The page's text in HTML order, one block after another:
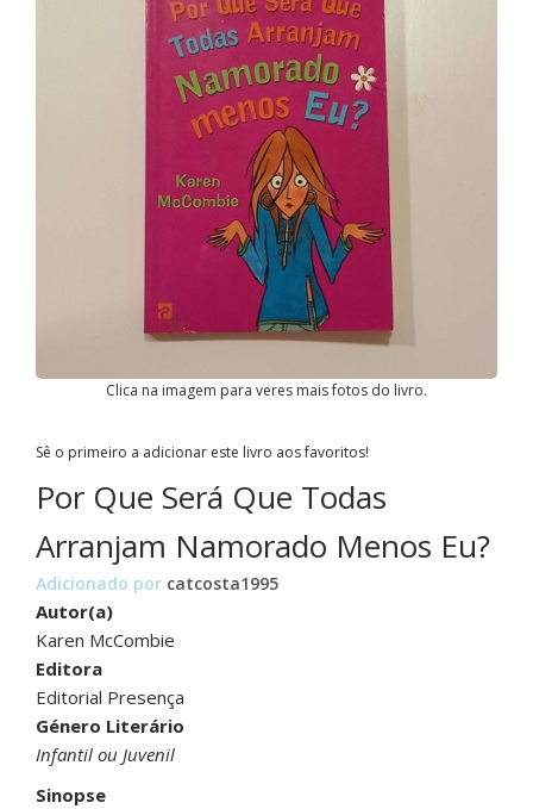
Clica na imagem para veres mais fotos do livro.
Sê o primeiro a adicionar este livro aos favoritos!
Por Que Será Que Todas
Arranjam Namorado Menos Eu?
Adicionado por catcosta1995
Autor(a)
Karen McCombie
Editora
Editorial Presença
Género Literário
Infantil ou Juvenil
Sinopse